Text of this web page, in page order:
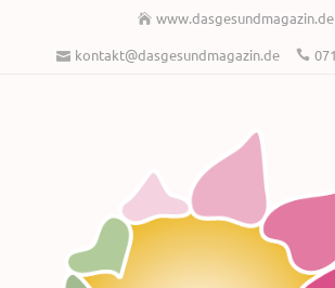
www.dasgesundmagazin.de
kontakt@dasgesundmagazin.de